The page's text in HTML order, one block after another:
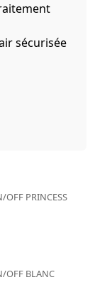
sécurisée
OFF PRINCESS
OFF BLANC